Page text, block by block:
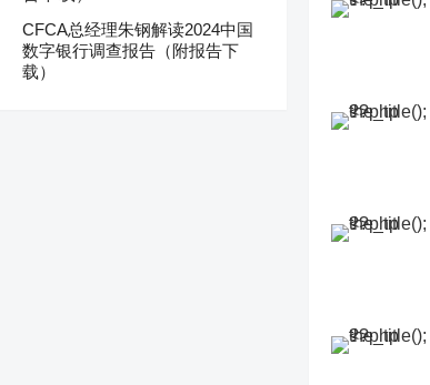
CFCA总经理朱钢解读2024中国
数字银行调查报告（附报告下
载）